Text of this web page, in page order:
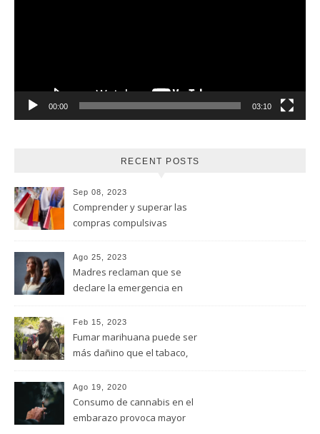
00:00 03:10
RECENT POSTS
Sep 08, 2023
Comprender y superar las
compras compulsivas
Ago 25, 2023
Madres reclaman que se
declare la emergencia en
Feb 15, 2023
Fumar marihuana puede ser
más dañino que el tabaco,
Universidad de Ottawa
Ago 19, 2020
Consumo de cannabis en el
embarazo provoca mayor